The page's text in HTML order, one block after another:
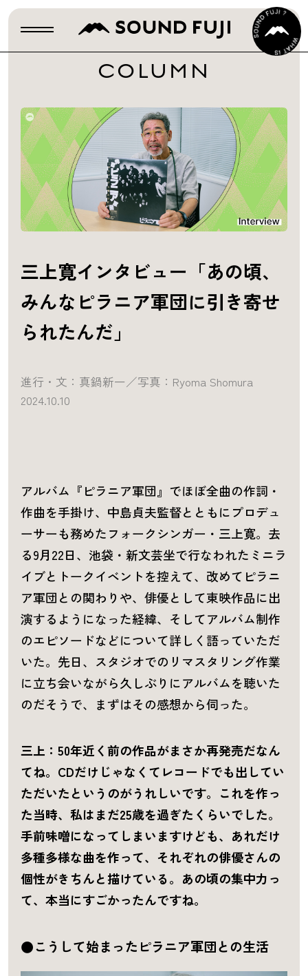
COLUMN
三上寛インタビュー「あの頃、
みんなピラニア軍団に引き寄せ
られたんだ」
進行・文：真鍋新一／写真：Ryoma Shomura
2024.10.10
アルバム『ピラニア軍団』でほぼ全曲の作詞・
作曲を手掛け、中島貞夫監督とともにプロデュ
ーサーも務めたフォークシンガー・三上寛。去
る9月22日、池袋・新文芸坐で行なわれたミニラ
イブとトークイベントを控えて、改めてピラニ
ア軍団との関わりや、俳優として東映作品に出
演するようになった経緯、そしてアルバム制作
のエピソードなどについて詳しく語っていただ
いた。先日、スタジオでのリマスタリング作業
に立ち会いながら久しぶりにアルバムを聴いた
のだそうで、まずはその感想から伺った。
三上：50年近く前の作品がまさか再発売だなん
てね。CDだけじゃなくてレコードでも出してい
ただいたというのがうれしいです。これを作っ
た当時、私はまだ25歳を過ぎたくらいでした。
手前味噌になってしまいますけども、あれだけ
多種多様な曲を作って、それぞれの俳優さんの
個性がきちんと描けている。あの頃の集中力っ
て、本当にすごかったんですね。
●こうして始まったピラニア軍団との生活